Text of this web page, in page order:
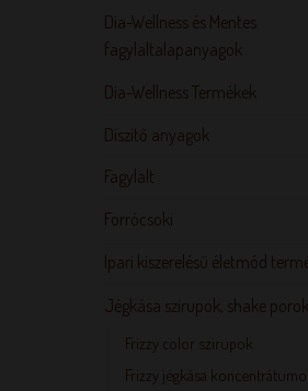
Dia-Wellness és Mentes
fagylaltalapanyagok
Dia-Wellness Termékek
Díszítő anyagok
Fagylalt
Forrócsoki
Ipari kiszerelésű életmód
Jégkása szirupok, shake porok
Frizzy color szirupok
Frizzy jégkása